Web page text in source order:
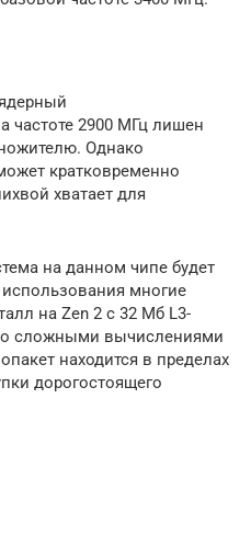
частоте 2900 МГц лишен
Однако
кратковременно
хватает для
на данном чипе будет
многие
на Zen 2 с 32 Мб L3-
сложными вычислениями
находится в пределах
дорогостоящего